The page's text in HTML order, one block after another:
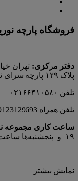
فروشگاه پارچه
دفتر مرکزی: تهران
پلاک ۱۳۹ پارچه‌ سرای نوريس (محمد خانی)
تلفن ۰۲۱۶۶۴۱۰۵۸۰
تلفن همراه 09123129693
ساعت کاری مجموعه
۱۹ و پنجشنبه‌ها ساعت ۹ صبح الی ۱۵
نمایش بیشتر